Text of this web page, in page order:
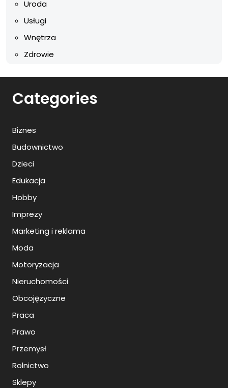
Uroda
Usługi
Wnętrza
Zdrowie
Categories
Biznes
Budownictwo
Dzieci
Edukacja
Hobby
Imprezy
Marketing i reklama
Moda
Motoryzacja
Nieruchomości
Obcojęzyczne
Praca
Prawo
Przemysł
Rolnictwo
Sklepy